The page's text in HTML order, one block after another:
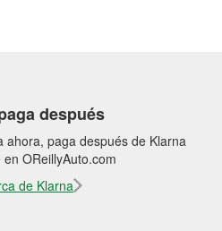
después
ahora, paga después de Klarna
OReillyAuto.com
de Klarna